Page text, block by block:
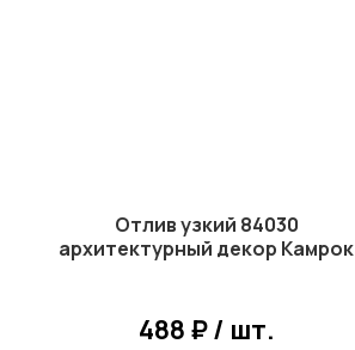
Отлив узкий 84030
архитектурный декор Камрок
488 ₽ / шт.